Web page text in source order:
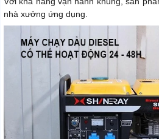
nhà xưởng ứng dụng.